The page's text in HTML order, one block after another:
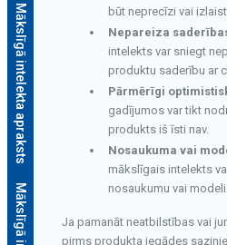
Mākslīgā intelekta apraksts
būt neprecīzi vai
Nepareiza
intelekts var sniegt
produktu saderību ar
Pārmērīgi
gadījumos var tikt
produkts iš īsti nav.
Nosaukuma vai
mākslīgais intelekts
nosaukumu vai modeli.
Ja pamanāt neatbilstības vai
pirms produkta iegādes